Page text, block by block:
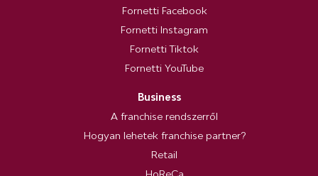
Fornetti Facebook
Fornetti Instagram
Fornetti Tiktok
Fornetti YouTube
Business
A franchise rendszerről
Hogyan lehetek franchise partner?
Retail